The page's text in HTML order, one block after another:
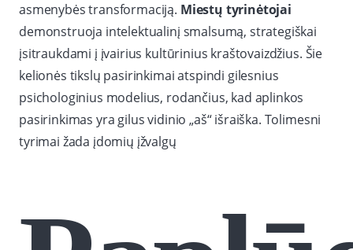
asmenybės transformaciją. Miestų tyrinėtojai
demonstruoja intelektualinį smalsumą, strategiškai
įsitraukdami į įvairius kultūrinius kraštovaizdžius. Šie
kelionės tikslų pasirinkimai atspindi gilesnius
psichologinius modelius, rodančius, kad aplinkos
pasirinkimas yra gilus vidinio „aš“ išraiška. Tolimesni
tyrimai žada įdomių įžvalgų